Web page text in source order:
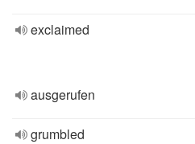
exclaimed
ausgerufen
grumbled